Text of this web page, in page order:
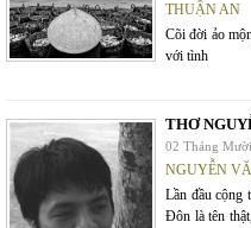
THUẬN AN
Cõi đời ảo
với tình
THƠ
02 Tháng
NGUYỄN
Lần đầu cộng
Đôn là tên